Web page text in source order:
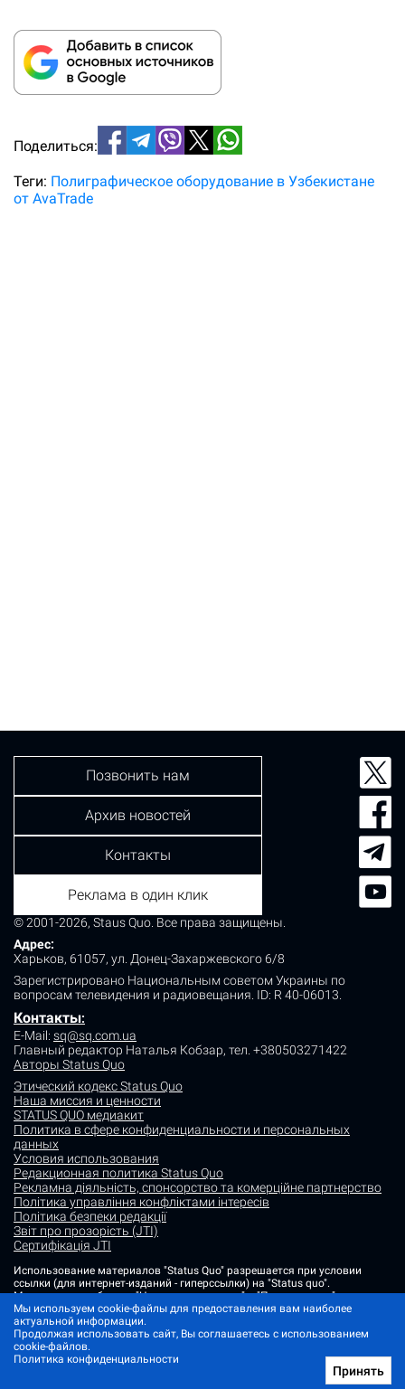
Поделиться:
Теги: Полиграфическое оборудование в Узбекистане
от AvaTrade
© 2001-2026, Staus Quo. Все права защищены.
Адрес:
Харьков, 61057, ул. Донец-Захаржевского 6/8
Зарегистрировано Национальным советом Украины по
вопросам телевидения и радиовещания. ID: R 40-06013.
Контакты:
E-Mail: sq@sq.com.ua
Главный редактор Наталья Кобзар, тел. +380503271422
Авторы Status Quo
Этический кодекс Status Quo
Наша миссия и ценности
STATUS QUO медиакит
Политика в сфере конфиденциальности и персональных
данных
Условия использования
Редакционная политика Status Quo
Рекламна діяльність, спонсорство та комерційне партнерство
Політика управління конфліктами інтересів
Політика безпеки редакції
Звіт про прозорість (JTI)
Сертифікація JTI
Позвонить нам
Архив новостей
Контакты
Реклама в один клик
Использование материалов "Status Quo" разрешается при условии
ссылки (для интернет-изданий - гиперссылки) на "Status quo".
Материалы в рубриках "Новости партнеров" и "Пресс-релизы"
размещаются на правах рекламы или в рамках некоммерческого
партнерства.
Изображения, содержащие метку "Status Quo" или не содержащие
информации об источнике фото, являются иллюстративными либо
сгенерированными ИИ
Мы используем cookie-файлы для предоставления вам наиболее
актуальной информации.
Продолжая использовать сайт, Вы соглашаетесь с использованием
cookie-файлов.
Политика конфиденциальности
Принять